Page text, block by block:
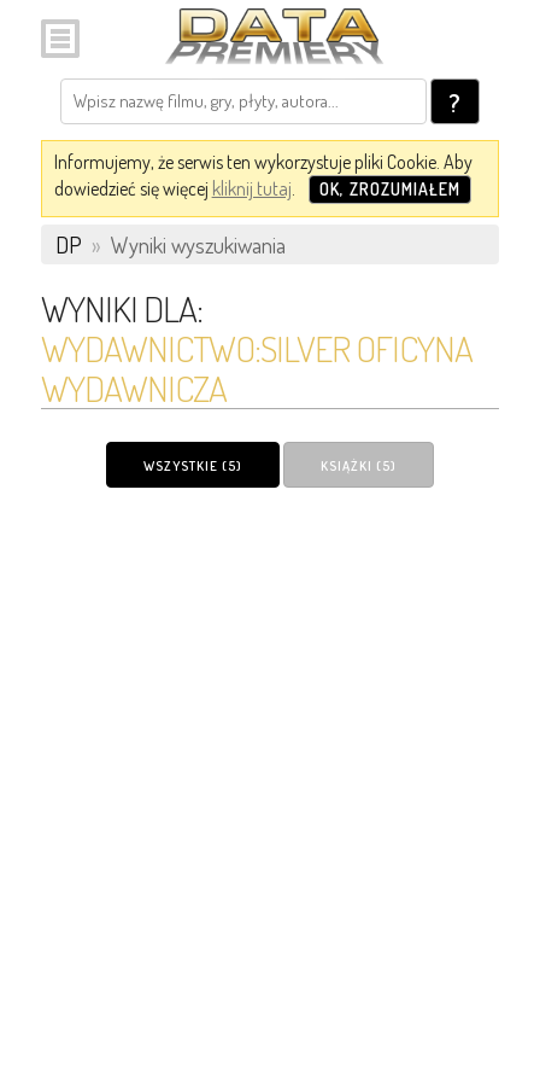
?
Informujemy, że serwis ten wykorzystuje pliki Cookie. Aby
dowiedzieć się więcej kliknij tutaj. OK, ZROZUMIAŁEM
DP » Wyniki wyszukiwania
WYNIKI DLA:
WYDAWNICTWO:SILVER OFICYNA
WYDAWNICZA
WSZYSTKIE (5) KSIĄŻKI (5)